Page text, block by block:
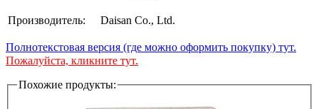
Производитель: Daisan Co., Ltd.
Полнотекстовая версия (где можно оформить покупку) тут.
Пожалуйста, кликните тут.
Похожие продукты: